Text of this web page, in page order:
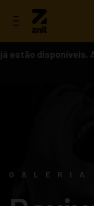
estão disponíveis.